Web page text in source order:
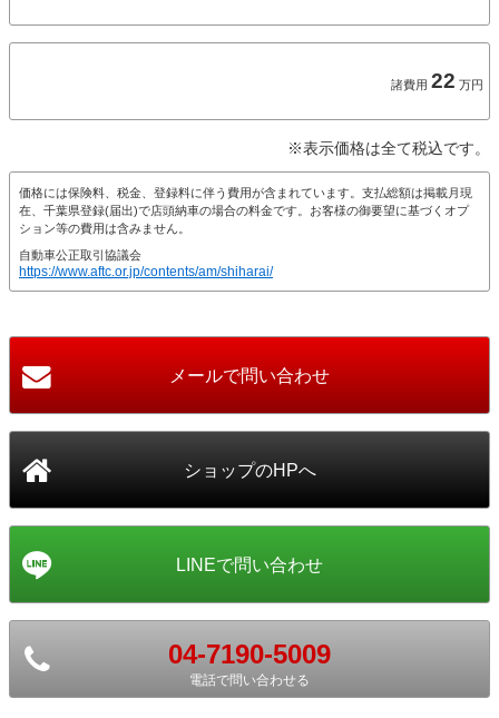
諸費用 22 万円
※表示価格は全て税込です。
価格には保険料、税金、登録料に伴う費用が含まれています。支払総額は掲載月現
在、千葉県登録(届出)で店頭納車の場合の料金です。お客様の御要望に基づくオプ
ション等の費用は含みません。
自動車公正取引協議会
https://www.aftc.or.jp/contents/am/shiharai/
04-7190-5009
電話で問い合わせる